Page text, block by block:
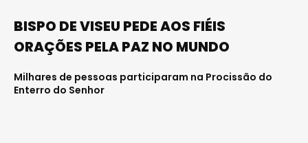
BISPO DE VISEU PEDE AOS FIÉIS
ORAÇÕES PELA PAZ NO MUNDO
Milhares de pessoas participaram na Procissão do
Enterro do Senhor